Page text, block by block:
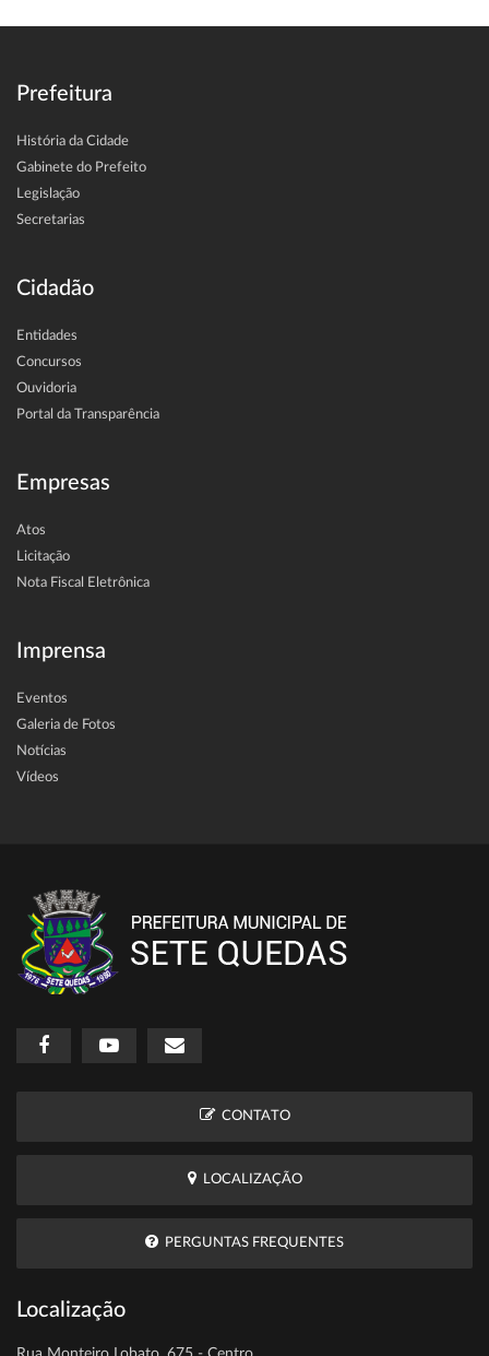
Prefeitura
História da Cidade
Gabinete do Prefeito
Legislação
Secretarias
Cidadão
Entidades
Concursos
Ouvidoria
Portal da Transparência
Empresas
Atos
Licitação
Nota Fiscal Eletrônica
Imprensa
Eventos
Galeria de Fotos
Notícias
Vídeos
CONTATO
LOCALIZAÇÃO
PERGUNTAS FREQUENTES
Localização